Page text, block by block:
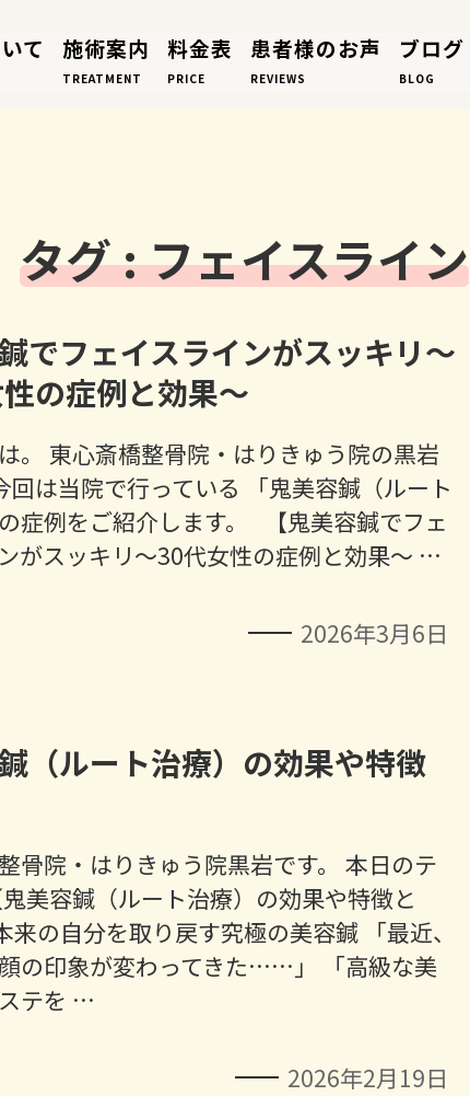
て 施術案内
TREATMENT
料金表
PRICE
患者様のお声
REVIEWS
ブログ
BLOG
タグ : フェイスライン
でフェイスラインがスッキリ～
の症例と効果～
。 東心斎橋整骨院・はりきゅう院の黒岩
は当院で行っている 「鬼美容鍼（ルート
症例をご紹介します。 【鬼美容鍼でフェ
がスッキリ～30代女性の症例と効果～ …
2026年3月6日
（ルート治療）の効果や特徴
骨院・はりきゅう院黒岩です。 本日のテ
美容鍼（ルート治療）の効果や特徴と
の自分を取り戻す究極の美容鍼 「最近、
の印象が変わってきた……」 「高級な美
テを …
2026年2月19日